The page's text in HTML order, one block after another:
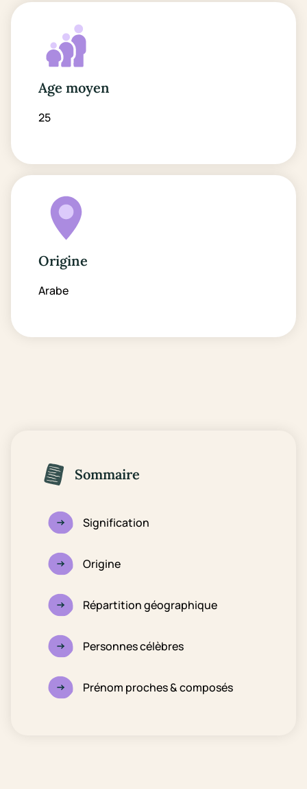
Age moyen
25
Origine
Arabe
Sommaire
Signification
Origine
Répartition géographique
Personnes célèbres
Prénom proches & composés